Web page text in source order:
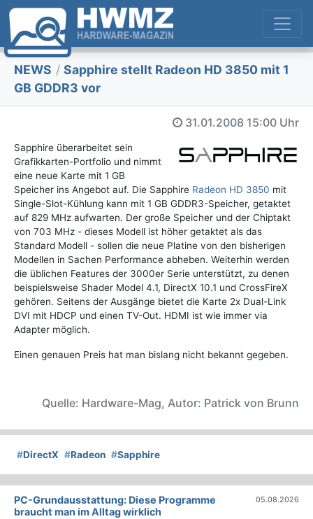
NEWS / Sapphire stellt Radeon HD 3850 mit 1
GB GDDR3 vor
31.01.2008 15:00 Uhr
Sapphire überarbeitet sein
Grafikkarten-Portfolio und nimmt
eine neue Karte mit 1 GB
Speicher ins Angebot auf. Die Sapphire Radeon HD 3850 mit
Single-Slot-Kühlung kann mit 1 GB GDDR3-Speicher, getaktet
auf 829 MHz aufwarten. Der große Speicher und der Chiptakt
von 703 MHz - dieses Modell ist höher getaktet als das
Standard Modell - sollen die neue Platine von den bisherigen
Modellen in Sachen Performance abheben. Weiterhin werden
die üblichen Features der 3000er Serie unterstützt, zu denen
beispielsweise Shader Model 4.1, DirectX 10.1 und CrossFireX
gehören. Seitens der Ausgänge bietet die Karte 2x Dual-Link
DVI mit HDCP und einen TV-Out. HDMI ist wie immer via
Adapter möglich.
Einen genauen Preis hat man bislang nicht bekannt gegeben.
Quelle: Hardware-Mag, Autor: Patrick von Brunn
#DirectX #Radeon #Sapphire
PC-Grundausstattung: Diese Programme
braucht man im Alltag wirklich
05.08.2026